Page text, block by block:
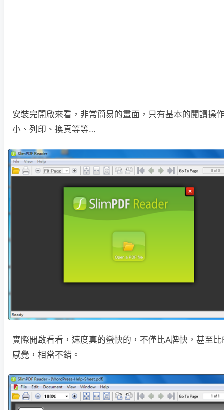
安裝完開啟來看，非常簡易的畫面，只有基本的閱讀操
小、列印、換頁等等…
實際開啟看看，速度真的蠻快的，不僅比A牌快，甚至
感覺，相當不錯。